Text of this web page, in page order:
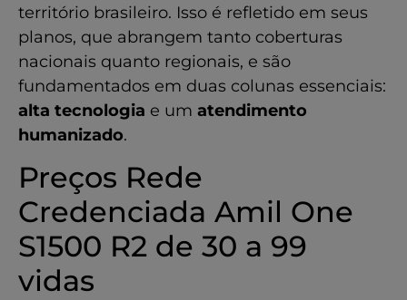
território brasileiro. Isso é refletido em seus
planos, que abrangem tanto coberturas
nacionais quanto regionais, e são
fundamentados em duas colunas essenciais:
alta tecnologia e um atendimento
humanizado.
Preços Rede
Credenciada Amil One
S1500 R2 de 30 a 99
vidas